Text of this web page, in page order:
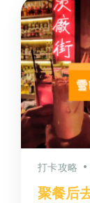
打卡攻略
聚餐后